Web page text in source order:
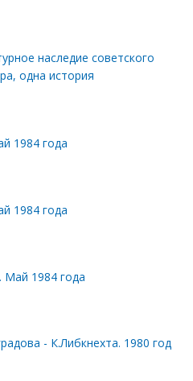
наследие советского
одна история
1984 года
1984 года
Май 1984 года
- К.Либкнехта. 1980 год